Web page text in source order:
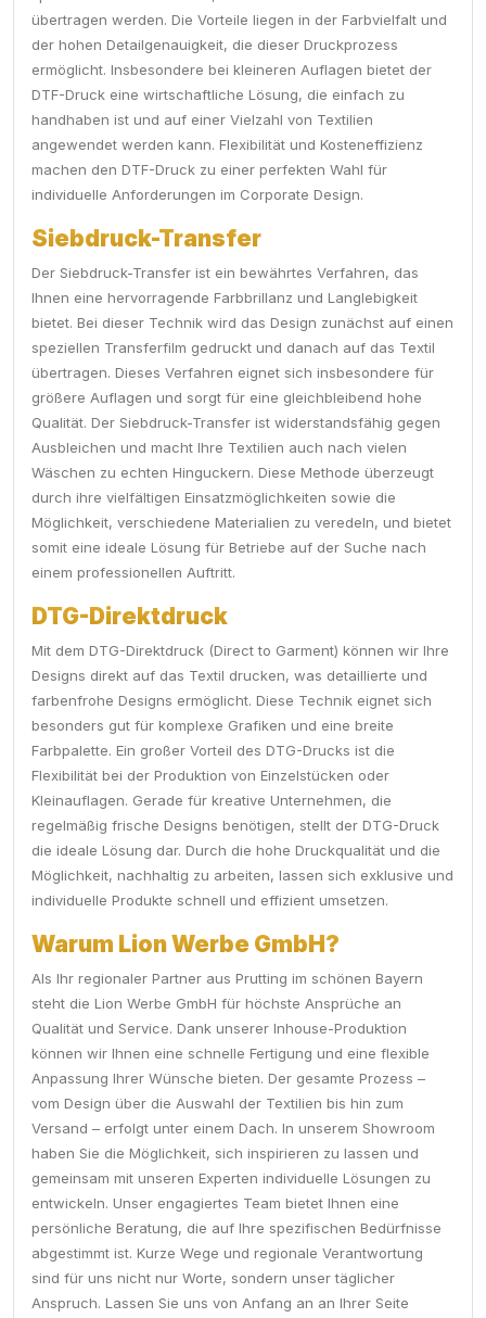
übertragen werden. Die Vorteile liegen in der Farbvielfalt und
der hohen Detailgenauigkeit, die dieser Druckprozess
ermöglicht. Insbesondere bei kleineren Auflagen bietet der
DTF-Druck eine wirtschaftliche Lösung, die einfach zu
handhaben ist und auf einer Vielzahl von Textilien
angewendet werden kann. Flexibilität und Kosteneffizienz
machen den DTF-Druck zu einer perfekten Wahl für
individuelle Anforderungen im Corporate Design.
Siebdruck-Transfer
Der Siebdruck-Transfer ist ein bewährtes Verfahren, das
Ihnen eine hervorragende Farbbrillanz und Langlebigkeit
bietet. Bei dieser Technik wird das Design zunächst auf einen
speziellen Transferfilm gedruckt und danach auf das Textil
übertragen. Dieses Verfahren eignet sich insbesondere für
größere Auflagen und sorgt für eine gleichbleibend hohe
Qualität. Der Siebdruck-Transfer ist widerstandsfähig gegen
Ausbleichen und macht Ihre Textilien auch nach vielen
Wäschen zu echten Hinguckern. Diese Methode überzeugt
durch ihre vielfältigen Einsatzmöglichkeiten sowie die
Möglichkeit, verschiedene Materialien zu veredeln, und bietet
somit eine ideale Lösung für Betriebe auf der Suche nach
einem professionellen Auftritt.
DTG-Direktdruck
Mit dem DTG-Direktdruck (Direct to Garment) können wir Ihre
Designs direkt auf das Textil drucken, was detaillierte und
farbenfrohe Designs ermöglicht. Diese Technik eignet sich
besonders gut für komplexe Grafiken und eine breite
Farbpalette. Ein großer Vorteil des DTG-Drucks ist die
Flexibilität bei der Produktion von Einzelstücken oder
Kleinauflagen. Gerade für kreative Unternehmen, die
regelmäßig frische Designs benötigen, stellt der DTG-Druck
die ideale Lösung dar. Durch die hohe Druckqualität und die
Möglichkeit, nachhaltig zu arbeiten, lassen sich exklusive und
individuelle Produkte schnell und effizient umsetzen.
Warum Lion Werbe GmbH?
Als Ihr regionaler Partner aus Prutting im schönen Bayern
steht die Lion Werbe GmbH für höchste Ansprüche an
Qualität und Service. Dank unserer Inhouse-Produktion
können wir Ihnen eine schnelle Fertigung und eine flexible
Anpassung Ihrer Wünsche bieten. Der gesamte Prozess –
vom Design über die Auswahl der Textilien bis hin zum
Versand – erfolgt unter einem Dach. In unserem Showroom
haben Sie die Möglichkeit, sich inspirieren zu lassen und
gemeinsam mit unseren Experten individuelle Lösungen zu
entwickeln. Unser engagiertes Team bietet Ihnen eine
persönliche Beratung, die auf Ihre spezifischen Bedürfnisse
abgestimmt ist. Kurze Wege und regionale Verantwortung
sind für uns nicht nur Worte, sondern unser täglicher
Anspruch. Lassen Sie uns von Anfang an an Ihrer Seite